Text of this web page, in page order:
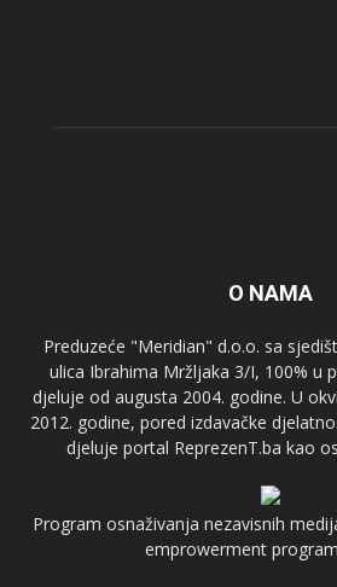
O NAMA
Preduzeće "Meridian" d.o.o. sa
ulica Ibrahima Mržljaka 3/I, 100% u
djeluje od augusta 2004. godine. U
2012. godine, pored izdavačke
djeluje portal ReprezenT.ba kao
Program osnaživanja nezavisnih
emprowerment